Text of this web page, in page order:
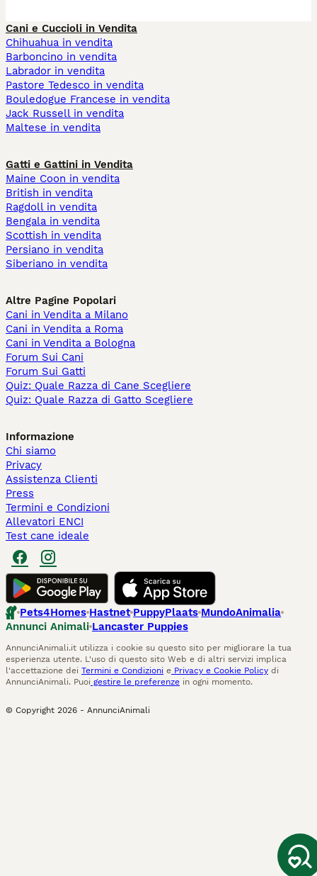
Cani e Cuccioli in Vendita
Chihuahua in vendita
Barboncino in vendita
Labrador in vendita
Pastore Tedesco in vendita
Bouledogue Francese in vendita
Jack Russell in vendita
Maltese in vendita
Gatti e Gattini in Vendita
Maine Coon in vendita
British in vendita
Ragdoll in vendita
Bengala in vendita
Scottish in vendita
Persiano in vendita
Siberiano in vendita
Altre Pagine Popolari
Cani in Vendita a Milano
Cani in Vendita a Roma
Cani in Vendita a Bologna
Forum Sui Cani
Forum Sui Gatti
Quiz: Quale Razza di Cane Scegliere
Quiz: Quale Razza di Gatto Scegliere
Informazione
Chi siamo
Privacy
Assistenza Clienti
Press
Termini e Condizioni
Allevatori ENCI
Test cane ideale
Pets4Homes Hastnet PuppyPlaats MundoAnimalia
Annunci Animali Lancaster Puppies
AnnunciAnimali.it utilizza i cookie su questo sito per migliorare la tua
esperienza utente. L'uso di questo sito Web e di altri servizi implica
l'accettazione dei Termini e Condizioni e Privacy e Cookie Policy di
AnnunciAnimali. Puoi gestire le preferenze in ogni momento.
© Copyright 2026 - AnnunciAnimali